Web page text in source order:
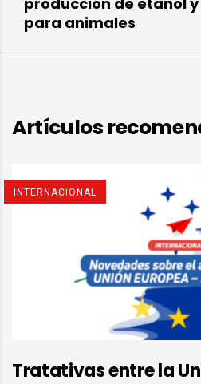
para animales
Artículos
INTERNACIONAL
Tratativas entre la